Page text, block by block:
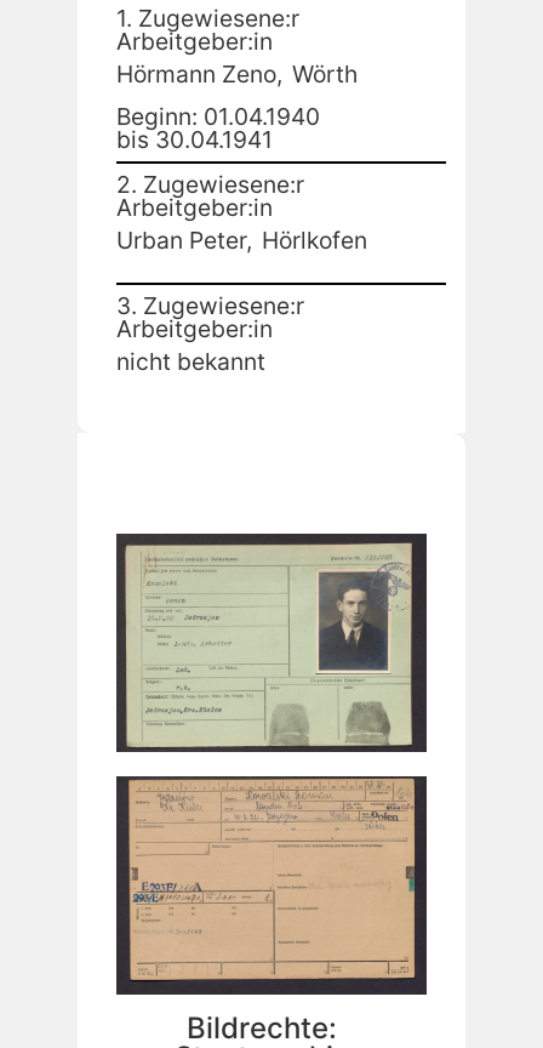
1. Zugewiesene:r
Arbeitgeber:in
Hörmann Zeno, Wörth
Beginn: 01.04.1940
bis 30.04.1941
2. Zugewiesene:r
Arbeitgeber:in
Urban Peter, Hörlkofen
3. Zugewiesene:r
Arbeitgeber:in
nicht bekannt
Bildrechte: